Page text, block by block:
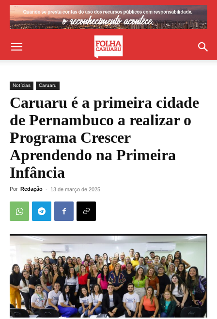
Notícias Caruaru
Caruaru é a primeira cidade
de Pernambuco a realizar o
Programa Crescer
Aprendendo na Primeira
Infância
Por Redação - 13 de março de 2025